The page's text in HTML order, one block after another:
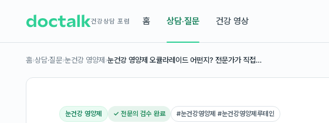
건강상담 포럼 홈 상담·질문 건강 영상
홈›상담·질문›눈건강 영양제 ›눈건강 영양제 오큘라레이드 어떤지? 전문가가 직접…
눈건강 영양제 ✓ 전문의 검수 완료 #눈건강영양제 #눈건강영양제루테인